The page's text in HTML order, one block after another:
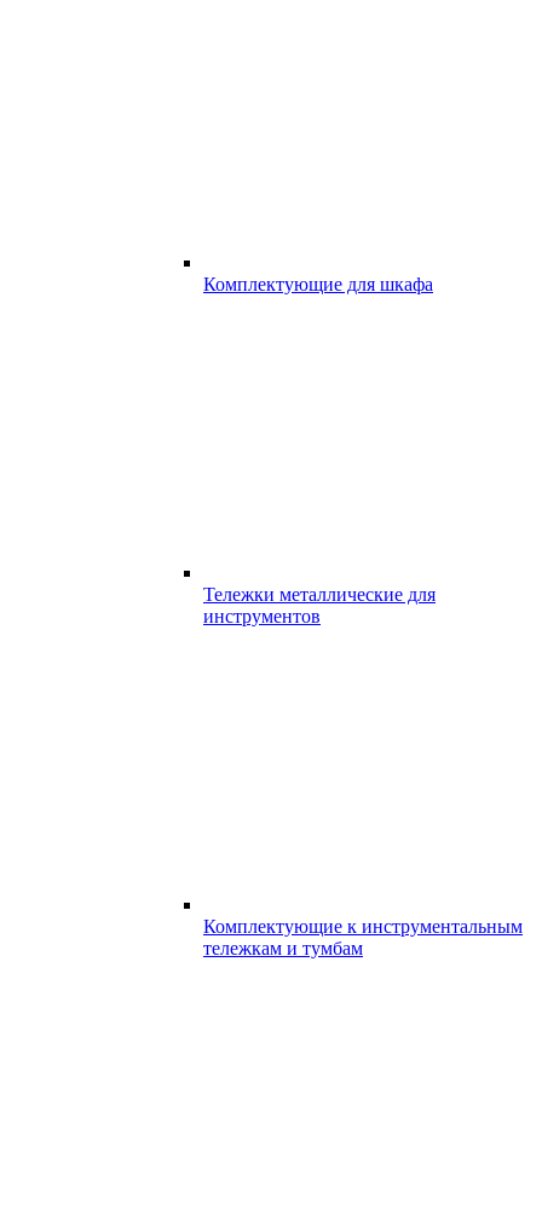
Комплектующие для шкафа
Тележки металлические для
инструментов
Комплектующие к инструментальным
тележкам и тумбам